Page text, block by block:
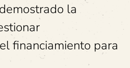
la
financiamiento para